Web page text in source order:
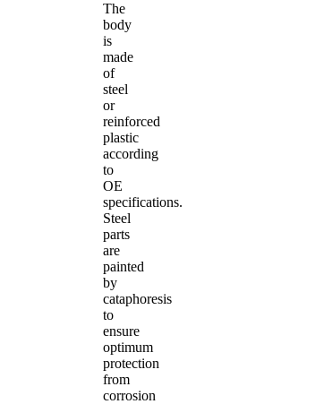
The
body
is
made
of
steel
or
reinforced
plastic
according
to
OE
specifications.
Steel
parts
are
painted
by
cataphoresis
to
ensure
optimum
protection
from
corrosion